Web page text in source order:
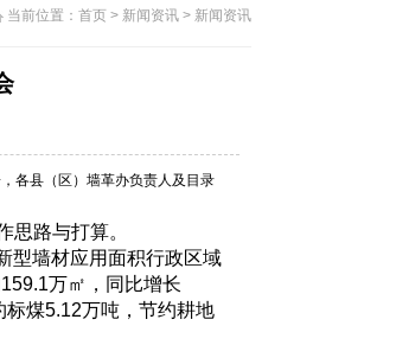
当前位置： 首页 > 新闻资讯 > 新闻资讯
各县（区）墙革办负责人及目录
路与打算。
型墙材应用面积行政区域
万㎡，同比增长
煤5.12万吨，节约耕地